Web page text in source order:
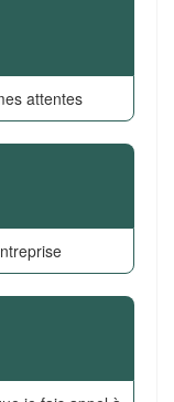
attentes